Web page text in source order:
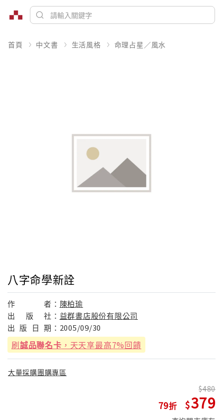
首頁 中文書 生活風格 命理占星／風水
八字命學新詮
作 者： 陳柏瑜
出
版 社： 益群書店股份有限公司
出 版 日 期： 2005/09/30
刷誠品聯名卡 ，天天享最高7%回饋
大量採購團購專區
79
480
379